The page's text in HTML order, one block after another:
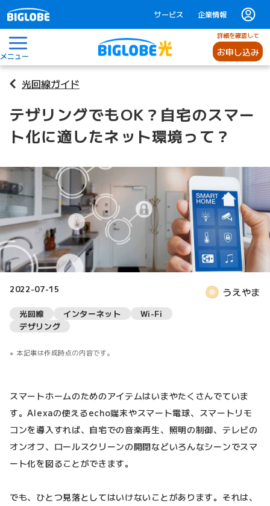
サービス 企業情報
メニュー
詳細を確認して
お申し込み
光回線ガイド
テザリングでもOK？自宅のスマー
ト化に適したネット環境って？
2022-07-15 うえやま
光回線 インターネット
Wi-Fi
デザリング
本記事は作成時点の内容です。
スマートホームのためのアイテムはいまやたくさんでていま
す。Alexaの使えるecho端末やスマート電球、スマートリモ
コンを導入すれば、自宅での音楽再生、照明の制御、テレビの
オンオフ、ロールスクリーンの開閉などいろんなシーンでスマ
ート化を図ることができます。
でも、ひとつ見落としてはいけないことがあります。それは、